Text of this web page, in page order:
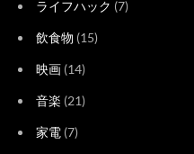
ライフハック (7)
飲食物 (15)
映画 (14)
音楽 (21)
家電 (7)